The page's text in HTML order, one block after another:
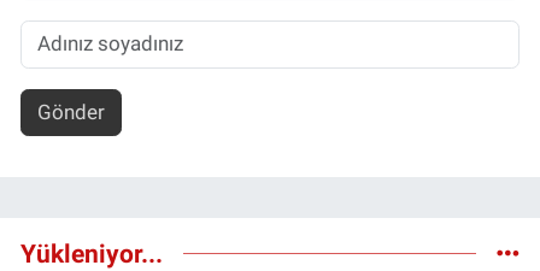
Gönder
Yükleniyor...